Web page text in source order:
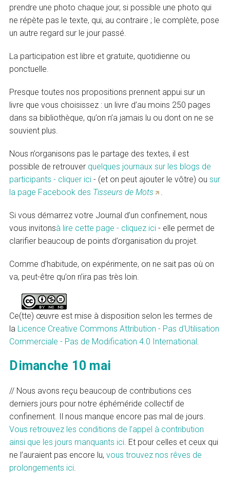
prendre une photo chaque jour, si possible une photo qui
ne répète pas le texte, qui, au contraire ; le complète, pose
un autre regard sur le jour passé.
La participation est libre et gratuite, quotidienne ou
ponctuelle.
Presque toutes nos propositions prennent appui sur un
livre que vous choisissez : un livre d’au moins 250 pages
dans sa bibliothèque, qu’on n’a jamais lu ou dont on ne se
souvient plus.
Nous n’organisons pas le partage des textes, il est
possible de retrouver quelques journaux sur les blogs de
participants - cliquer ici - (et on peut ajouter le vôtre) ousur
la page Facebook des Tisseurs de Mots
Si vous démarrez votre Journal d’un confinement, nous
vous invitonsà lire cette page - cliquez ici - elle permet de
clarifier beaucoup de points d’organisation du projet.
Comme d’habitude, on expérimente, on ne sait pas où on
va, peut-être qu’on n’ira pas très loin.
Ce(tte) œuvre est mise à disposition selon les termes de
la Licence Creative Commons Attribution - Pas d'Utilisation
Commerciale - Pas de Modification 4.0 International
Dimanche 10 mai
// Nous avons reçu beaucoup de contributions ces
derniers jours pour notre éphéméride collectif de
confinement. Il nous manque encore pas mal de jours.
Vous retrouvez les conditions de l’appel à contribution
ainsi que les jours manquants ici. Et pour celles et ceux qui
ne l’auraient pas encore lu,vous trouvez nos rêves de
prolongements ici.